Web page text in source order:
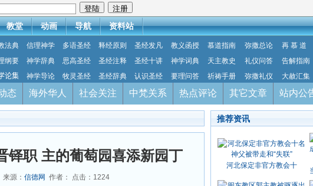
教堂 动画 导航 资料站
法典 信理神学 多语圣经 释经原则 圣经发凡 教义函授 慕道指南 弥撒总论 再 慕 道
纲要 神学辞典 思高圣经 圣经注释 圣经十讲 神学词典 天主教史 礼仪问答 告解指南
论集 神学导论 牧灵圣经 圣经辞典 认识圣经 要理问答 祈祷手册 弥撒礼仪 大赦汇集
态 海外华人 社会关注 中梵关系 热点评论 其它文章 站内公
铎职 主的葡萄园喜添新园丁
源： 信德网 作者： 点击： 1224
推荐资讯
河北保定非官方教会十